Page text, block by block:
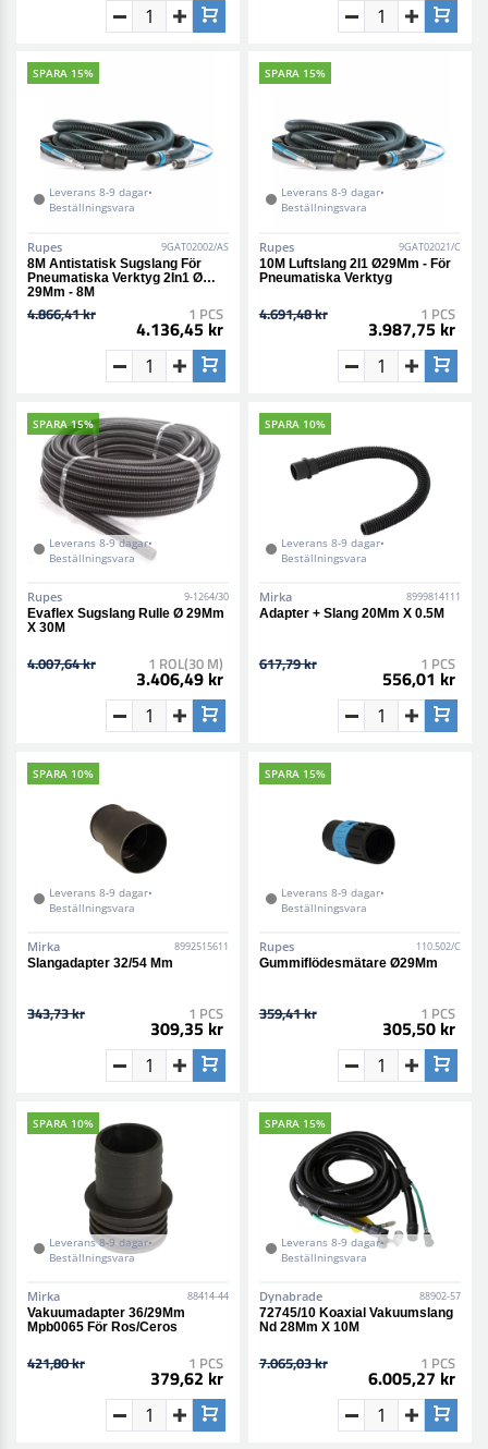
SPARA 15%
Leverans 8-9 dagar•
Beställningsvara
Rupes 9GAT02002/AS
8M Antistatisk Sugslang För
Pneumatiska Verktyg 2In1 Ø
29Mm - 8M
4.866,41 kr 1 PCS
4.136,45 kr
SPARA 15%
Leverans 8-9 dagar•
Beställningsvara
Rupes 9GAT02021/C
10M Luftslang 2I1 Ø29Mm - För
Pneumatiska Verktyg
4.691,48 kr 1 PCS
3.987,75 kr
SPARA 15%
Leverans 8-9 dagar•
Beställningsvara
Rupes 9-1264/30
Evaflex Sugslang Rulle Ø 29Mm
X 30M
4.007,64 kr 1 ROL(30 M)
3.406,49 kr
SPARA 10%
Leverans 8-9 dagar•
Beställningsvara
Mirka 8999814111
Adapter + Slang 20Mm X 0.5M
617,79 kr 1 PCS
556,01 kr
SPARA 10%
Leverans 8-9 dagar•
Beställningsvara
Mirka 8992515611
Slangadapter 32/54 Mm
343,73 kr 1 PCS
309,35 kr
SPARA 15%
Leverans 8-9 dagar•
Beställningsvara
Rupes 110.502/C
Gummiflödesmätare Ø29Mm
359,41 kr 1 PCS
305,50 kr
SPARA 10%
Leverans 8-9 dagar•
Beställningsvara
Mirka 88414-44
Vakuumadapter 36/29Mm
Mpb0065 För Ros/Ceros
421,80 kr 1 PCS
379,62 kr
SPARA 15%
Leverans 8-9 dagar•
Beställningsvara
Dynabrade 88902-57
72745/10 Koaxial Vakuumslang
Nd 28Mm X 10M
7.065,03 kr 1 PCS
6.005,27 kr